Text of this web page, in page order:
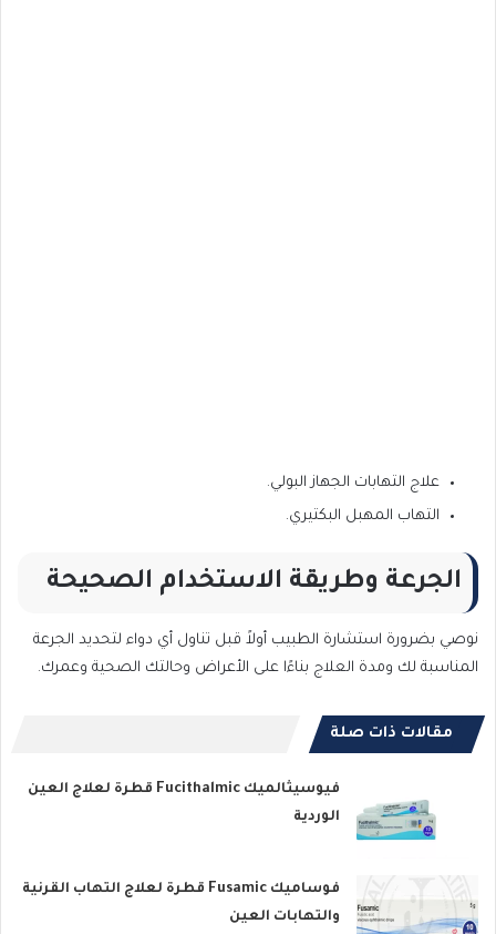
علاج التهابات الجهاز البولي.
التهاب المهبل البكتيري.
الجرعة وطريقة الاستخدام الصحيحة
نوصي بضرورة استشارة الطبيب أولاً قبل تناول أي دواء لتحديد الجرعة
المناسبة لك ومدة العلاج بناءًا على الأعراض وحالتك الصحية وعمرك.
مقالات ذات صلة
فيوسيثالميك Fucithalmic قطرة لعلاج العين
الوردية
فوساميك Fusamic قطرة لعلاج التهاب القرنية
والتهابات العين